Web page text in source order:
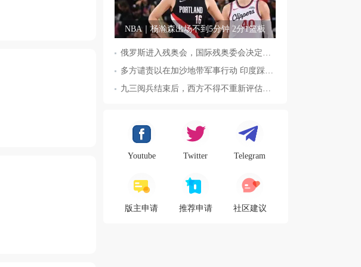
NBA｜杨瀚森出场不到5分钟 2分1篮板
Youtube Twitter Telegram
版主申请 推荐申请 社区建议